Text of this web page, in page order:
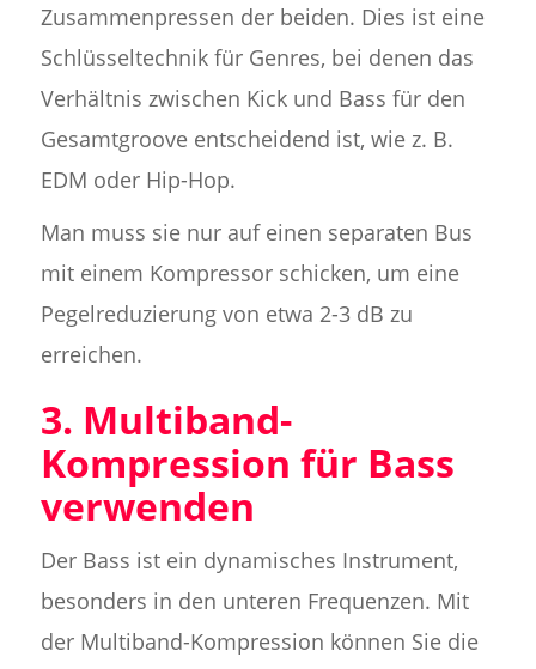
Zusammenpressen der beiden. Dies ist eine
Schlüsseltechnik für Genres, bei denen das
Verhältnis zwischen Kick und Bass für den
Gesamtgroove entscheidend ist, wie z. B.
EDM oder Hip-Hop.
Man muss sie nur auf einen separaten Bus
mit einem Kompressor schicken, um eine
Pegelreduzierung von etwa 2-3 dB zu
erreichen.
3. Multiband-
Kompression für Bass
verwenden
Der Bass ist ein dynamisches Instrument,
besonders in den unteren Frequenzen. Mit
der Multiband-Kompression können Sie die